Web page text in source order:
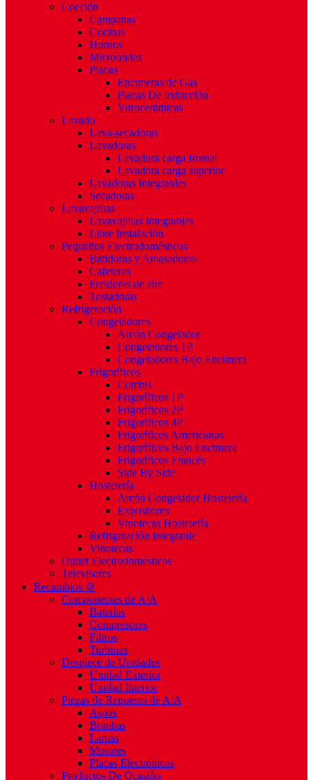
Cocción
Campanas
Cocinas
Hornos
Microondas
Placas
Encimeras de Gas
Placas De Inducción
Vitrocerámicas
Lavado
Lava-secadoras
Lavadoras
Lavadora carga frontal
Lavadora carga superior
Lavadoras Integrables
Secadoras
Lavavajillas
Lavavajillas Integrables
Libre Instalación
Pequeños Electrodomésticos
Batidoras y Amasadoras
Cafeteras
Freidoras de aire
Tostadoras
Refrigeración
Congeladores
Arcón Congelador
Congeladores 1P
Congeladores Bajo Encimera
Frigoríficos
Combis
Frigoríficos 1P
Frigoríficos 2P
Frigoríficos 4P
Frigoríficos Americanos
Frigoríficos Bajo Encimera
Frigoríficos Francés
Side By Side
Hostelería
Arcón Congelador Hostelería
Expositores
Vinotecas Hostelería
Refrigeración Integrable
Vinotecas
Outlet Electrodomésticos
Televisores
Recambios ⚙️
Componentes de A/A
Baterías
Compresores
Filtros
Turbinas
Despiece de Unidades
Unidad Exterior
Unidad Interior
Piezas de Repuesto de A/A
Aspas
Bombas
Lamas
Motores
Placas Electrónicas
Productos De Ocasión